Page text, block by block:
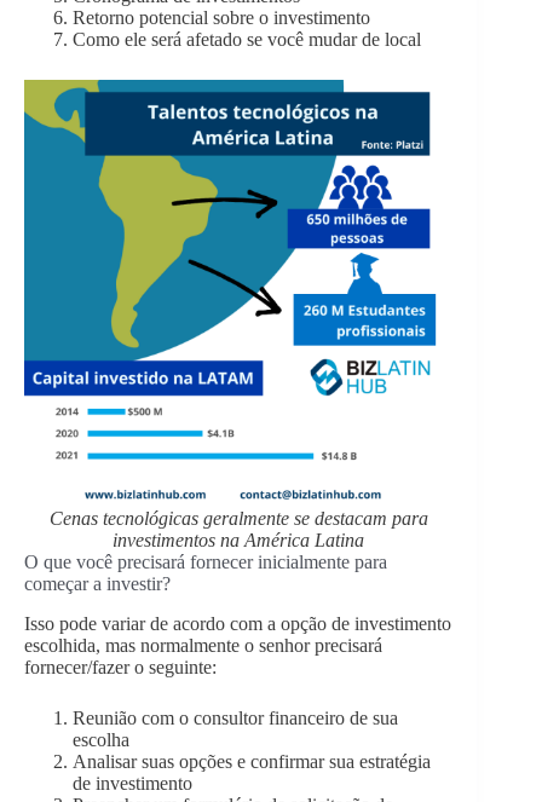
Retorno potencial sobre o investimento
Como ele será afetado se você mudar de local
Cenas tecnológicas geralmente se destacam para
investimentos na América Latina
O que você precisará fornecer inicialmente para
começar a investir?
Isso pode variar de acordo com a opção de investimento
escolhida, mas normalmente o senhor precisará
fornecer/fazer o seguinte:
Reunião com o consultor financeiro de sua
escolha
Analisar suas opções e confirmar sua estratégia
de investimento